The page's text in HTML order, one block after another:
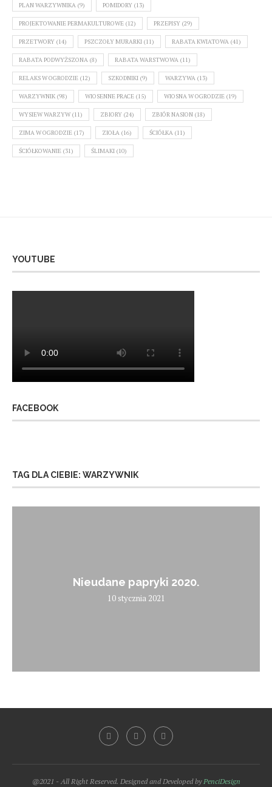
PLAN WARZYWNIKA (9) POMIDORY (13)
PROJEKTOWANIE PERMAKULTUROWE (12) PRZEPISY (29)
PRZETWORY (14) PSZCZOŁY MURARKI (11) RABATA KWIATOWA (41)
RABATA PODWYŻSZONA (8) RABATA WARSTWOWA (11)
RELAKS W OGRODZIE (12) SZKODNIKI (9) WARZYWA (13)
WARZYWNIK (98) WIOSENNE PRACE (15) WIOSNA W OGRODZIE (19)
WYSIEW WARZYW (11) ZBIORY (24) ZBIÓR NASION (18)
ZIMA W OGRODZIE (17) ZIOŁA (16) ŚCIÓŁKA (11)
ŚCIÓŁKOWANIE (31) ŚLIMAKI (10)
YOUTUBE
FACEBOOK
TAG DLA CIEBIE: WARZYWNIK
Nieudane papryki 2020.
10 stycznia 2021
@2021 - All Right Reserved. Designed and Developed by PenciDesign